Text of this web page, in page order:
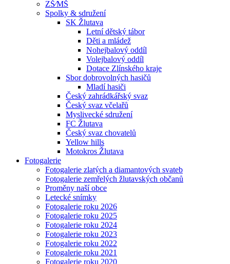
ZŠ⁄MŠ
Spolky & sdružení
SK Žlutava
Letní dětský tábor
Děti a mládež
Nohejbalový oddíl
Volejbalový oddíl
Dotace Zlínského kraje
Sbor dobrovolných hasičů
Mladí hasiči
Český zahrádkářský svaz
Český svaz včelařů
Myslivecké sdružení
FC Žlutava
Český svaz chovatelů
Yellow hills
Motokros Žlutava
Fotogalerie
Fotogalerie zlatých a diamantových svateb
Fotogalerie zemřelých žlutavských občanů
Proměny naší obce
Letecké snímky
Fotogalerie roku 2026
Fotogalerie roku 2025
Fotogalerie roku 2024
Fotogalerie roku 2023
Fotogalerie roku 2022
Fotogalerie roku 2021
Fotogalerie roku 2020